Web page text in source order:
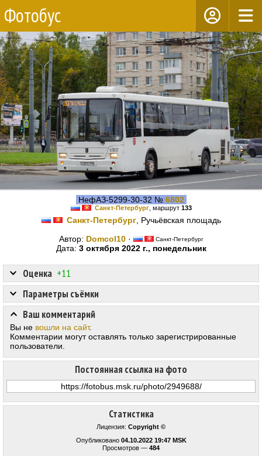
Фотобус
НефАЗ-5299-30-32 № 6802
Санкт-Петербург, маршрут 133
Санкт-Петербург, Ручьёвская площадь
Автор: Domcol10· Санкт-Петербург
Дата: 3 октября 2022 г., понедельник
Статистика
Лицензия: Copyright ©
Опубликовано 04.10.2022 19:47 MSK
Просмотров — 484
Оценка +11
Постоянная ссылка на фото
Параметры съёмки
Ваш комментарий
Вы не вошли на сайт.
Комментарии могут оставлять только зарегистрированные
пользователи.